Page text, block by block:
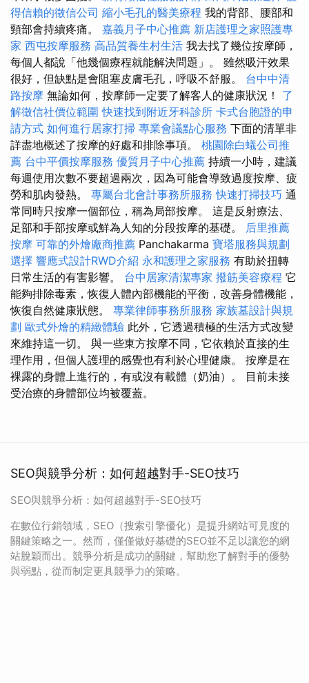
得信賴的徵信公司 縮小毛孔的醫美療程 我的背部、腰部和
頸部會持續疼痛。 嘉義月子中心推薦 新店護理之家照護專
家 西屯按摩服務 高品質養生村生活 我去找了幾位按摩師，
每個人都說「他幾個療程就能解決問題」。 雖然吸汗效果
很好，但缺點是會阻塞皮膚毛孔，呼吸不舒服。 台中中清
路按摩 無論如何，按摩師一定要了解客人的健康狀況！ 了
解徵信社價位範圍 快速找到附近牙科診所 卡式台胞證的申
請方式 如何進行居家打掃 專業會議點心服務 下面的清單非
詳盡地概述了按摩的好處和排除事項。 桃園除白蟻公司推
薦 台中平價按摩服務 優質月子中心推薦 持續一小時，建議
每週使用次數不要超過兩次，因為可能會導致過度按摩、疲
勞和肌肉發熱。 專屬台北會計事務所服務 快速打掃技巧 通
常同時只按摩一個部位，稱為局部按摩。 這是反射療法、
足部和手部按摩或鮮為人知的分段按摩的基礎。 后里推薦
按摩 可靠的外燴廠商推薦 Panchakarma 寶塔服務與規劃
選擇 響應式設計RWD介紹 永和護理之家服務 有助於扭轉
日常生活的有害影響。 台中居家清潔專家 撥筋美容療程 它
能夠排除毒素，恢復人體內部機能的平衡，改善身體機能，
恢復自然健康狀態。 專業律師事務所服務 家族墓設計與規
劃 歐式外燴的精緻體驗 此外，它透過積極的生活方式改變
來維持這一切。 與一些東方按摩不同，它依賴於直接的生
理作用，但個人護理的感覺也有利於心理健康。 按摩是在
裸露的身體上進行的，有或沒有載體（奶油）。 目前未接
受治療的身體部位均被覆蓋。
SEO與競爭分析：如何超越對手-SEO技巧
SEO與競爭分析：如何超越對手-SEO技巧
在數位行銷領域，SEO（搜索引擎優化）是提升網站可見度的
關鍵策略之一。然而，僅僅做好基礎的SEO並不足以讓您的網
站脫穎而出。競爭分析是成功的關鍵，幫助您了解對手的優勢
與弱點，從而制定更具競爭力的策略。